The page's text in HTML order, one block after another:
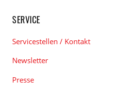
SERVICE
Servicestellen / Kontakt
Newsletter
Presse